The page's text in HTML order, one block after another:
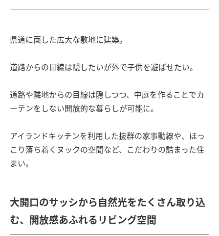
県道に面した広大な敷地に建築。
道路からの目線は隠したいが外で子供を遊ばせたい。
道路や隣地からの目線は隠しつつ、中庭を作ることでカ
ーテンをしない開放的な暮らしが可能に。
アイランドキッチンを利用した抜群の家事動線や、ほっ
こり落ち着くヌックの空間など、こだわりの詰まった住
まい。
大開口のサッシから自然光をたくさん取り込
む、開放感あふれるリビング空間